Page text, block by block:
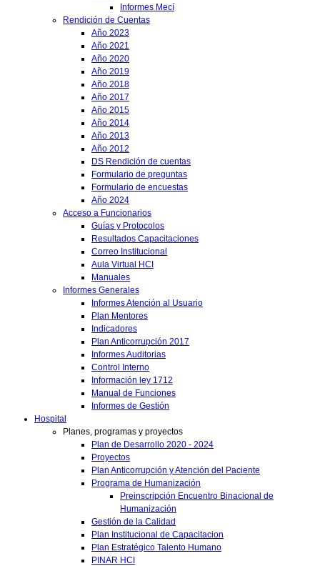
Informes Mecí
Rendición de Cuentas
Año 2023
Año 2021
Año 2020
Año 2019
Año 2018
Año 2017
Año 2015
Año 2014
Año 2013
Año 2012
DS Rendición de cuentas
Formulario de preguntas
Formulario de encuestas
Año 2024
Acceso a Funcionarios
Guías y Protocolos
Resultados Capacitaciones
Correo Institucional
Aula Virtual HCI
Manuales
Informes Generales
Informes Atención al Usuario
Plan Mentores
Indicadores
Plan Anticorrupción 2017
Informes Auditorias
Control Interno
Información ley 1712
Manual de Funciones
Informes de Gestión
Hospital
Planes, programas y proyectos
Plan de Desarrollo 2020 - 2024
Proyectos
Plan Anticorrupción y Atención del Paciente
Programa de Humanización
Preinscripción Encuentro Binacional de
Humanización
Gestión de la Calidad
Plan Institucional de Capacitacion
Plan Estratégico Talento Humano
PINAR HCI